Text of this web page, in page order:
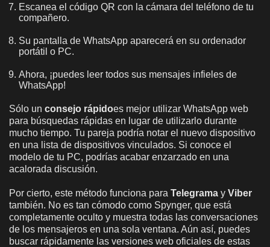
Escanea el código QR con la cámara del teléfono de tu
compañero.
Su pantalla de WhatsApp aparecerá en su ordenador
portátil o PC.
Ahora, ¡puedes leer todos sus mensajes infieles de
WhatsApp!
Sólo un consejo rápidoes mejor utilizar WhatsApp web
para búsquedas rápidas en lugar de utilizarlo durante
mucho tiempo. Tu pareja podría notar el nuevo dispositivo
en una lista de dispositivos vinculados. Si conoce el
modelo de tu PC, podrías acabar enzarzado en una
acalorada discusión.
Por cierto, este método funciona para Telegrama y Viber
también. No es tan cómodo como Spynger, que está
completamente oculto y muestra todas las conversaciones
de los mensajeros en una sola ventana. Aún así, puedes
buscar rápidamente las versiones web oficiales de estas